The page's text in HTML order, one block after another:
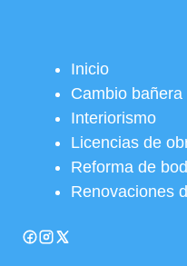
Inicio
Cambio bañera
Interiorismo
Licencias de
Reforma de
Renovaciones